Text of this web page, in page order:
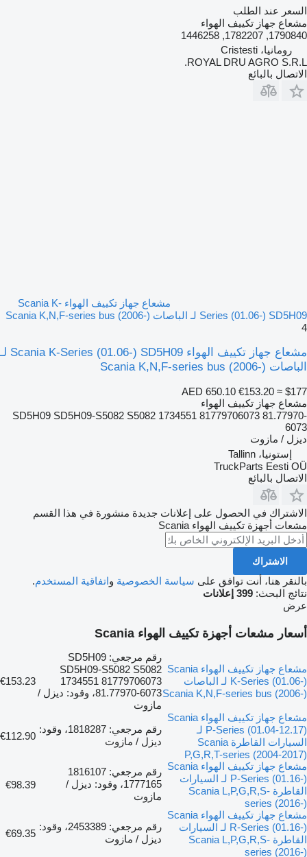
السعر عند الطلب
مشعاع جهاز تكييف الهواء
1790840, 1782207, 1446258
رومانيا، Cristesti
ROYAL DRU AGRO S.R.L.
الاتصال بالبائع
مشعاع جهاز تكييف الهواء Scania K-
Series (01.06-) SD5H09 لـ الباصات Scania K,N,F-series bus (2006-)
4
مشعاع جهاز تكييف الهواء Scania K-Series (01.06-) SD5H09 لـ
الباصات Scania K,N,F-series bus (2006-)
AED 650.10 €153.20 ≈ $177
مشعاع جهاز تكييف الهواء
SD5H09 SD5H09-S5082 S5082 1734551 81779706073 81.77970-
6073
ديزل / مازوت
إستونيا، Tallinn
TruckParts Eesti OÜ
الاتصال بالبائع
الاشتراك في الحصول على إعلانات جديدة منشورة في هذا القسم
مشعات أجهزة تكييف الهواء Scania
الاشتراك
بالنقر هنا، أنت توافق على سياسة الخصوصية واتفاقية المستخدم.
نتائج البحث: 399 إعلانات
عرض
أسعار مشعات أجهزة تكييف الهواء Scania
مشعاع جهاز تكييف الهواء Scania
K-Series (01.06-) لـ الباصات
Scania K,N,F-series bus (2006-)
رقم مرجعي: SD5H09
SD5H09-S5082 S5082
1734551 81779706073
81.77970-6073، وقود: ديزل /
مازوت
€153.23
مشعاع جهاز تكييف الهواء Scania
P-Series (01.04-12.17) لـ
السيارات القاطرة Scania
P,G,R,T-series (2004-2017)
رقم مرجعي: 1818287، وقود:
ديزل / مازوت
€112.90
مشعاع جهاز تكييف الهواء Scania
P-Series (01.16-) لـ السيارات
القاطرة Scania L,P,G,R,S-
series (2016-)
رقم مرجعي: 1816107
1777165، وقود: ديزل /
مازوت
€98.39
مشعاع جهاز تكييف الهواء Scania
R-Series (01.16-) لـ السيارات
القاطرة Scania L,P,G,R,S-
series (2016-)
رقم مرجعي: 2453389، وقود:
ديزل / مازوت
€69.35